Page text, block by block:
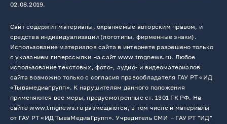
02.08.2019.
Сайт содержит материалы, охраняемые авторским правом, и
средства индивидуализации (логотипы, фирменные знаки).
Использование материалов сайта в интернете разрешено только
с указанием гиперссылки на сайт www.tmgnews.ru. Любое
использование текстовых, фото-, аудио- и видеоматериалов
сайта возможно только с согласия правообладателя ГАУ РТ «ИД
«Тывамедиагрупп». К нарушителям данного положения
применяются все меры, предусмотренные ст. 1301 ГК РФ. На
сайте www.tmgnews.ru размещаются, в том числе и материалы
от ГАУ РТ «ИД ТываМедиаГрупп». Учредитель СМИ －ГАУ РТ "ИД"